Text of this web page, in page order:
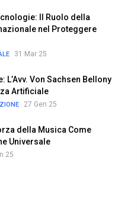
Il Ruolo della
nel Proteggere
31 Mar 25
L’Avv. Von Sachsen Bellony
Artificiale
27 Gen 25
della Musica Come
Universale
25